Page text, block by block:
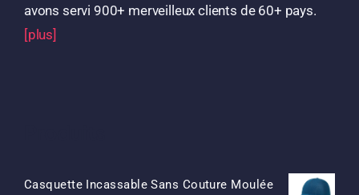
avons servi 900+ merveilleux clients de 60+ pays.
[plus]
Casquette Incassable Sans Couture Moulée